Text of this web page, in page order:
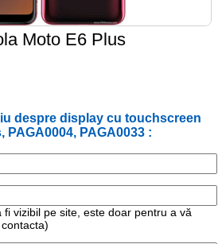
Moto E6 Plus
despre display cu touchscreen
PAGA0004, PAGA0033 :
fi vizibil pe site, este doar pentru a vă